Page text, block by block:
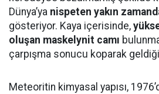
Dünya’ya nispeten yakın
gösteriyor. Kaya içerisinde,
oluşan maskelynit camı
çarpışma sonucu koparak
Meteoritin kimyasal yapısı,